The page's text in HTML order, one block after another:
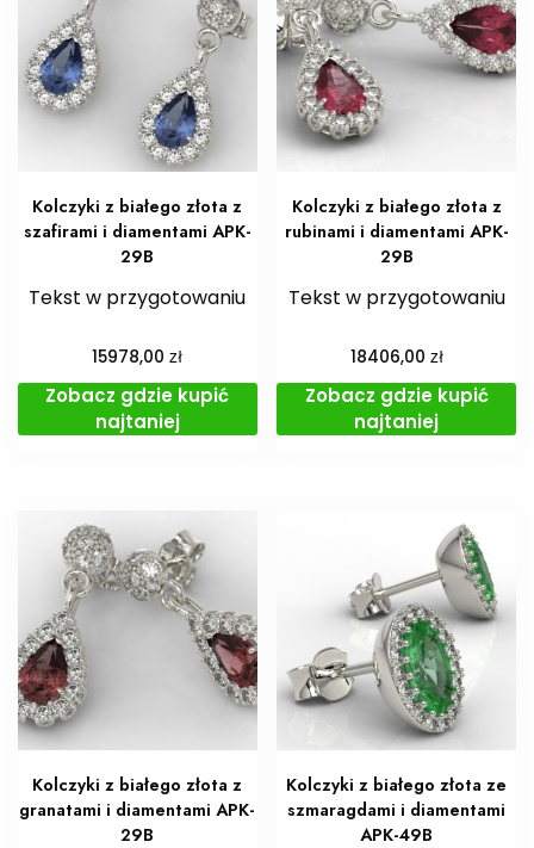
Kolczyki z białego złota z
szafirami i diamentami APK-
29B
Tekst w przygotowaniu
15978,00zł
Zobacz gdzie kupić
najtaniej
Kolczyki z białego złota z
rubinami i diamentami APK-
29B
Tekst w przygotowaniu
18406,00 zł
Zobacz gdzie kupić
najtaniej
Kolczyki z białego złota z
granatami i diamentami APK-
29B
Kolczyki z białego złota ze
szmaragdami i diamentami
APK-49B